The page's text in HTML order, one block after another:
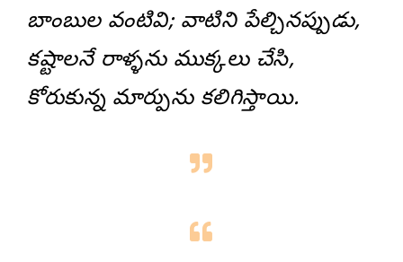
బాంబుల వంటివి; వాటిని పేల్చినప్పుడు,
కష్టాలనే రాళ్ళను ముక్కలు చేసి,
కోరుకున్న మార్పును కలిగిస్తాయి.